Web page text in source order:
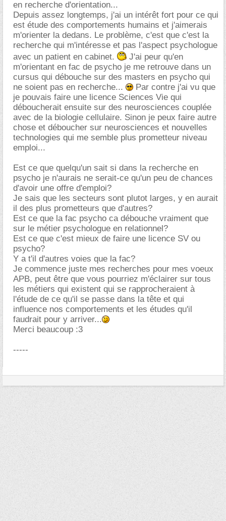
en recherche d'orientation...
Depuis assez longtemps, j'ai un intérêt fort pour ce qui
est étude des comportements humains et j'aimerais
m'orienter la dedans. Le problème, c'est que c'est la
recherche qui m'intéresse et pas l'aspect psychologue
avec un patient en cabinet.
J'ai peur qu'en
m'orientant en fac de psycho je me retrouve dans un
cursus qui débouche sur des masters en psycho qui
ne soient pas en recherche...
Par contre j'ai vu que
je pouvais faire une licence Sciences Vie qui
déboucherait ensuite sur des neurosciences couplée
avec de la biologie cellulaire. Sinon je peux faire autre
chose et déboucher sur neurosciences et nouvelles
technologies qui me semble plus prometteur niveau
emploi...
Est ce que quelqu'un sait si dans la recherche en
psycho je n'aurais ne serait-ce qu'un peu de chances
d'avoir une offre d'emploi?
Je sais que les secteurs sont plutot larges, y en aurait
il des plus prometteurs que d'autres?
Est ce que la fac psycho ca débouche vraiment que
sur le métier psychologue en relationnel?
Est ce que c'est mieux de faire une licence SV ou
psycho?
Y a t'il d'autres voies que la fac?
Je commence juste mes recherches pour mes voeux
APB, peut être que vous pourriez m'éclairer sur tous
les métiers qui existent qui se rapprocheraient à
l'étude de ce qu'il se passe dans la tête et qui
influence nos comportements et les études qu'il
faudrait pour y arriver...
Merci beaucoup :3
-----